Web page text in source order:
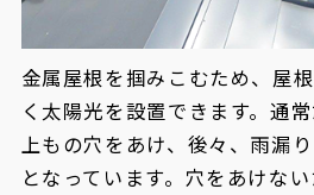
金属屋根を掴みこむため、屋
く太陽光を設置できます。通
上もの穴をあけ、後々、雨漏
となっています。穴をあけな